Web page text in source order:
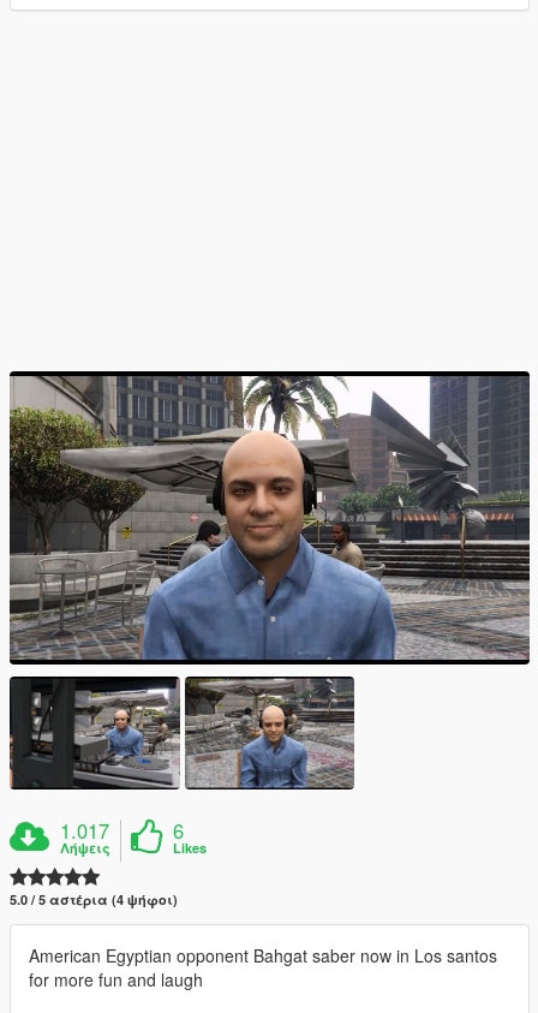
1.017
Λήψεις
6
Likes
5.0 / 5 αστέρια (4 ψήφοι)
American Egyptian opponent Bahgat saber now in Los santos
for more fun and laugh